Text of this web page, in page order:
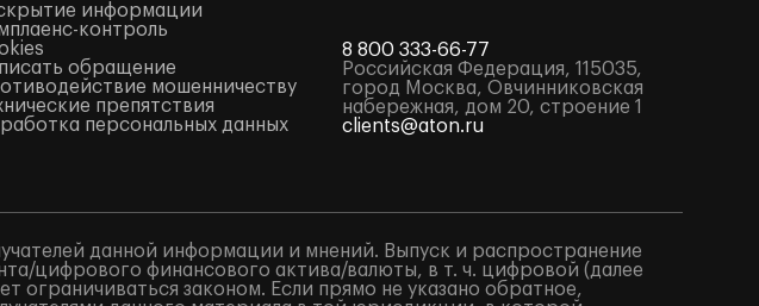
информации
контроль
обращение
мошенничеству
препятствия
персональных данных
8 800 333-66-77
Российская Федерация, 115035,
город Москва, Овчинниковская
набережная, дом 20, строение 1
clients@aton.ru
данной информации и мнений. Выпуск и распространение
цифрового финансового актива/валюты, в т. ч. цифровой (далее
законом. Если прямо не указано обратное,